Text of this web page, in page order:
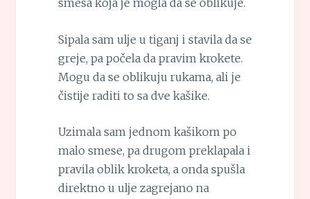
smesa koja je mogla da se oblikuje.
Sipala sam ulje u tiganj i stavila da se
greje, pa počela da pravim krokete.
Mogu da se oblikuju rukama, ali je
čistije raditi to sa dve kašike.
Uzimala sam jednom kašikom po
malo smese, pa drugom preklapala i
pravila oblik kroketa, a onda spušla
direktno u ulje zagrejano na